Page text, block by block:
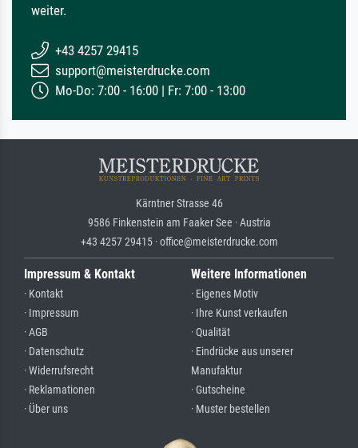
weiter.
+43 4257 29415
support@meisterdrucke.com
Mo-Do: 7:00 - 16:00 | Fr: 7:00 - 13:00
Kärntner Strasse 46
9586 Finkenstein am Faaker See · Austria
+43 4257 29415 · office@meisterdrucke.com
Impressum & Kontakt
· Kontakt
· Impressum
· AGB
· Datenschutz
· Widerrufsrecht
· Reklamationen
· Über uns
Weitere Informationen
· Eigenes Motiv
· Ihre Kunst verkaufen
· Qualität
· Eindrücke aus unserer
Manufaktur
· Gutscheine
· Muster bestellen